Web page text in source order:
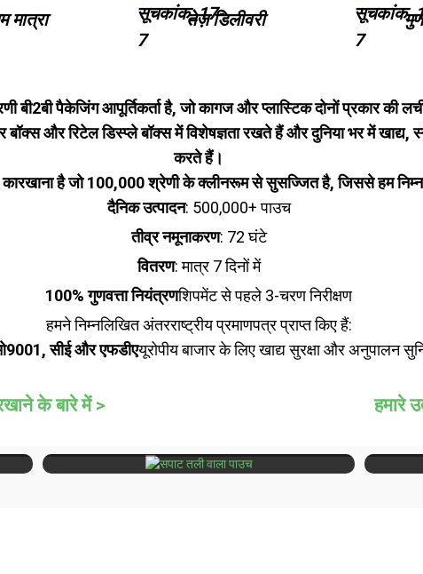
मात्रा तेज़ डिलीवरी
बी2बी पैकेजिंग आपूर्तिकर्ता है, जो कागज और प्लास्टिक दोनों प्रकार की
और रिटेल डिस्प्ले बॉक्स में विशेषज्ञता रखते हैं और दुनिया भर में खाद्य,
करते हैं।
कारखाना है जो 100,000 श्रेणी के क्लीनरूम से सुसज्जित है, जिससे हम
दैनिक उत्पादन: 500,000+ पाउच
तीव्र नमूनाकरण: 72 घंटे
वितरण: मात्र 7 दिनों में
100% गुणवत्ता नियंत्रणशिपमेंट से पहले 3-चरण निरीक्षण
हमने निम्नलिखित अंतरराष्ट्रीय प्रमाणपत्र प्राप्त किए हैं:
सीई और एफडीएयूरोपीय बाजार के लिए खाद्य सुरक्षा और अनुपालन
के बारे में > हमारे